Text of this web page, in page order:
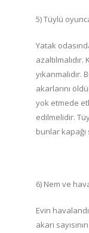
5) Tüylü
Yatak
akarlarını
yok etmede
edilmelidir.
bunlar kapağı
6) Nem ve
Evin
akarı